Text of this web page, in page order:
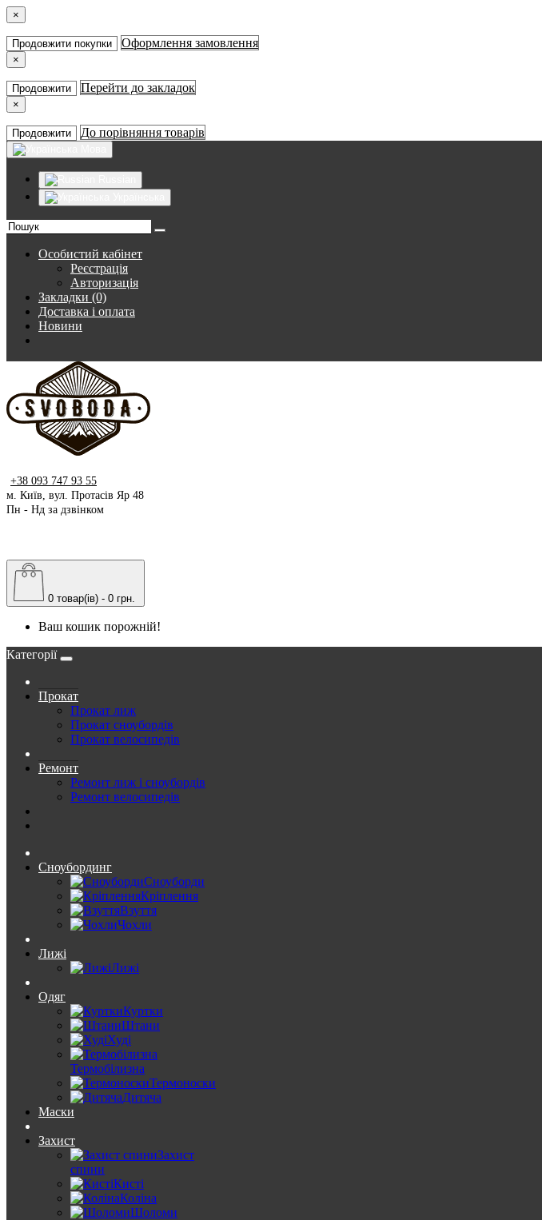
×
Продовжити покупки Оформлення замовлення
×
Продовжити Перейти до закладок
×
Продовжити До порівняння товарів
Особистий кабінет
Реєстрація
Авторизація
Закладки (0)
Доставка і оплата
Новини
+38 093 747 93 55
м. Київ, вул. Протасів Яр 48
Пн - Нд за дзвінком
0 товар(ів) - 0 грн.
Ваш кошик порожній!
Категорії
Прокат
Прокат лиж
Прокат сноубордів
Прокат велосипедів
Ремонт
Ремонт лиж і сноубордів
Ремонт велосипедів
Сноубординг
Сноуборди
Кріплення
Взуття
Чохли
Лижі
Лижі
Одяг
Куртки
Штани
Худі
Термобілизна
Термоноски
Дитяча
Маски
Захист
Захист
спини
Кисті
Коліна
Шоломи